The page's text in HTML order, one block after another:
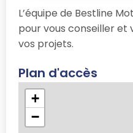
L’équipe de Bestline
pour vous conseiller et
vos projets.
Plan d'accès
+
−